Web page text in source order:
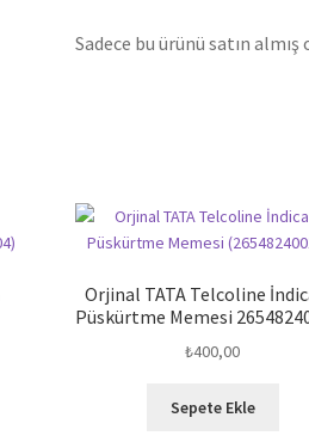
Sadece bu ürünü satın
Orjinal TATA Telcoline
Püskürtme Memesi
₺400,00
Sepete Ekle